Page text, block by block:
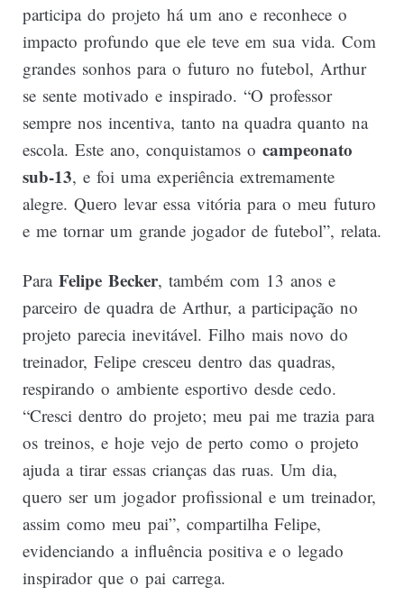
participa do projeto há um ano e reconhece o
impacto profundo que ele teve em sua vida. Com
grandes sonhos para o futuro no futebol, Arthur
se sente motivado e inspirado. “O professor
sempre nos incentiva, tanto na quadra quanto na
escola. Este ano, conquistamos o campeonato
sub-13, e foi uma experiência extremamente
alegre. Quero levar essa vitória para o meu futuro
e me tornar um grande jogador de futebol”, relata.
Para Felipe Becker, também com 13 anos e
parceiro de quadra de Arthur, a participação no
projeto parecia inevitável. Filho mais novo do
treinador, Felipe cresceu dentro das quadras,
respirando o ambiente esportivo desde cedo.
“Cresci dentro do projeto; meu pai me trazia para
os treinos, e hoje vejo de perto como o projeto
ajuda a tirar essas crianças das ruas. Um dia,
quero ser um jogador profissional e um treinador,
assim como meu pai”, compartilha Felipe,
evidenciando a influência positiva e o legado
inspirador que o pai carrega.